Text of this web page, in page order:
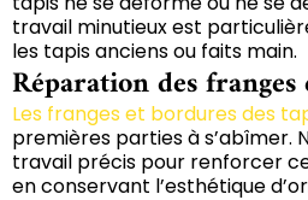
travail minutieux est
les tapis anciens ou faits main.
Réparation des
Les franges et bordures des
premières parties à s’abîmer.
travail précis pour renforcer
en conservant l’esthétique